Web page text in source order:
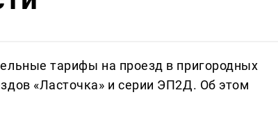
тарифы на проезд в пригородных
«Ласточка» и серии ЭП2Д. Об этом